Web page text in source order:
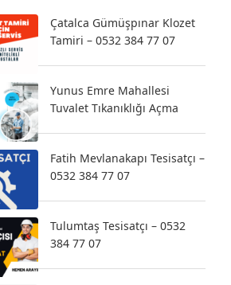
Çatalca Gümüşpınar Klozet
Tamiri – 0532 384 77 07
Yunus Emre Mahallesi
Tuvalet Tıkanıklığı Açma
Fatih Mevlanakapı Tesisatçı –
0532 384 77 07
Tulumtaş Tesisatçı – 0532
384 77 07